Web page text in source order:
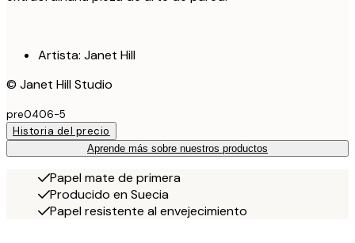
Artista: Janet Hill
© Janet Hill Studio
pre0406-5
Historia del precio
Aprende más sobre nuestros productos
Papel mate de primera
Producido en Suecia
Papel resistente al envejecimiento